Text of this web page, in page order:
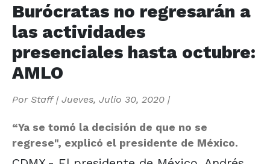
Burócratas no regresarán a
las actividades
presenciales hasta octubre:
AMLO
Por Staff| Jueves, Julio 30, 2020 |
“Ya se tomó la decisión de que no se
regrese", explicó el presidente de México.